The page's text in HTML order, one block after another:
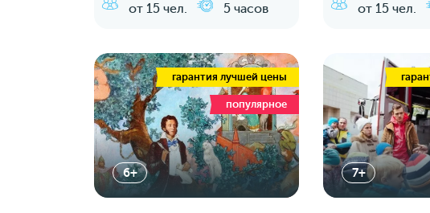
от 15 чел. 5 часов от 15 чел.
гарантия лучшей цены
популярное
6+ 7+